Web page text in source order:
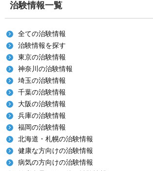
治験情報一覧
全ての治験情報
治験情報を探す
東京の治験情報
神奈川の治験情報
埼玉の治験情報
千葉の治験情報
大阪の治験情報
兵庫の治験情報
福岡の治験情報
北海道・札幌の治験情報
健康な方向けの治験情報
病気の方向けの治験情報